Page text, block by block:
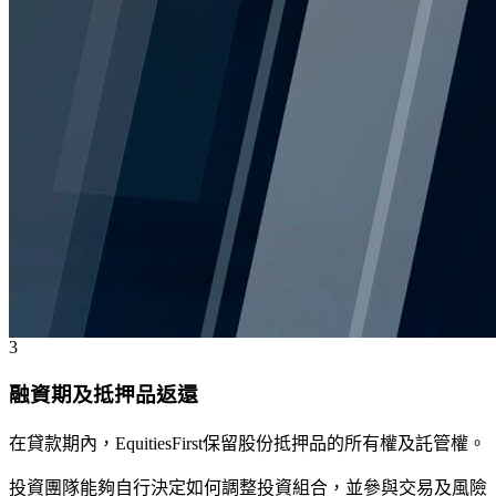
3
融資期及抵押品返還
在貸款期內，EquitiesFirst保留股份抵押品的所有權及託管權。
投資團隊能夠自行決定如何調整投資組合，並參與交易及風險